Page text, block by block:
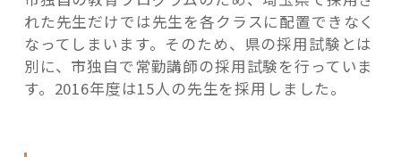
れた先生だけでは先生を各クラスに配置できなく
なってしまいます。そのため、県の採用試験とは
別に、市独自で常勤講師の採用試験を行っていま
す。2016年度は15人の先生を採用しました。